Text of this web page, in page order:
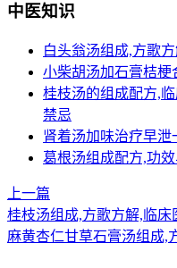
中医知识
白头翁汤组成,方歌
小柴胡汤加石膏桔梗
桂枝汤的组成配方,
禁忌
肾着汤加味治疗早泄
葛根汤组成配方,功
上一篇
桂枝汤组成,方歌方解,临床
麻黄杏仁甘草石膏汤组成,